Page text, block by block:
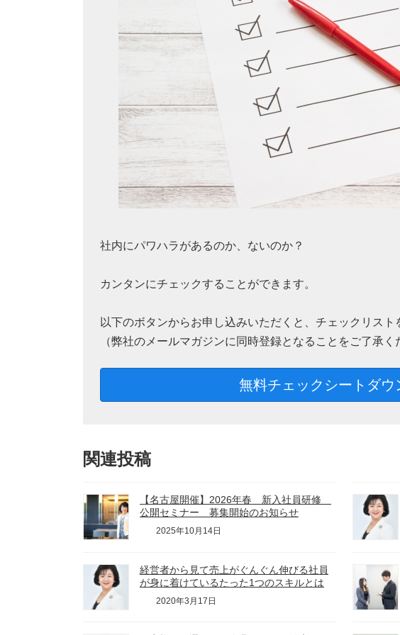
社内にパワハラがあるのか、ないのか？
カンタンにチェックすることができます。
以下のボタンからお申し込みいただくと、チェックリスト
（弊社のメールマガジンに同時登録となることをご了承く
無料チェックシートダウ
関連投稿
【名古屋開催】2026年春 新入社員研修
公開セミナー 募集開始のお知らせ
2025年10月14日
経営者から見て売上がぐんぐん伸びる社員
が身に着けているたった1つのスキルとは
2020年3月17日